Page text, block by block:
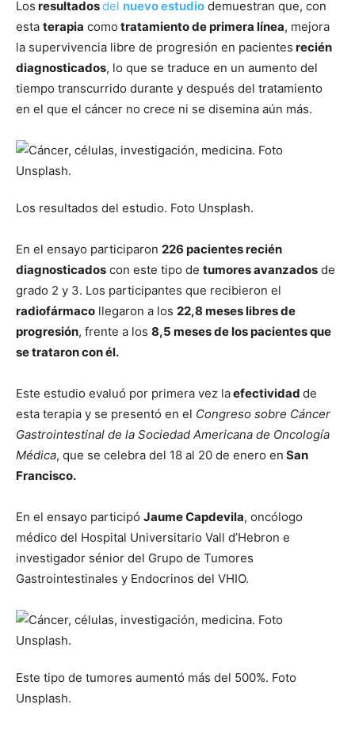
Los resultadosdel nuevo estudio demuestran que, con
esta terapia como tratamiento de primera línea, mejora
la supervivencia libre de progresión en pacientes recién
diagnosticados, lo que se traduce en un aumento del
tiempo transcurrido durante y después del tratamiento
en el que el cáncer no crece ni se disemina aún más.
Los resultados del estudio. Foto Unsplash.
En el ensayo participaron 226 pacientes recién
diagnosticados con este tipo de tumores avanzados de
grado 2 y 3. Los participantes que recibieron el
radiofármaco llegaron a los 22,8 meses libres de
progresión, frente a los 8,5 meses de los pacientes que
se trataron con él.
Este estudio evaluó por primera vez laefectividad de
esta terapia y se presentó en el Congreso sobre Cáncer
Gastrointestinal de la Sociedad Americana de Oncología
Médica, que se celebra del 18 al 20 de enero en San
Francisco.
En el ensayo participó Jaume Capdevila, oncólogo
médico del Hospital Universitario Vall d’Hebron e
investigador sénior del Grupo de Tumores
Gastrointestinales y Endocrinos del VHIO.
Este tipo de tumores aumentó más del 500%. Foto
Unsplash.